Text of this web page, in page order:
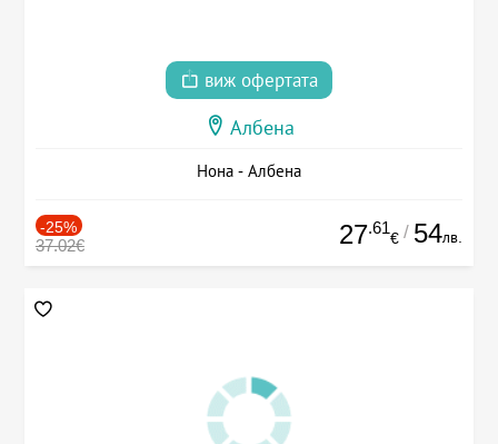
виж офертата
Албена
Нона - Албена
-25%
37.02€ 27.61
€ / 54лв.